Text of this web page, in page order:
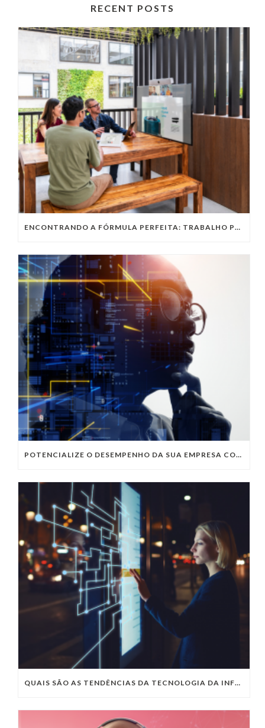
RECENT POSTS
ENCONTRANDO A FÓRMULA PERFEITA: TRABALHO PRESENCIAL, HOME OFFICE OU TRABALHO HÍBRIDO?
POTENCIALIZE O DESEMPENHO DA SUA EMPRESA COM OS SERVIÇOS DE TI DA VIVO VITA
QUAIS SÃO AS TENDÊNCIAS DA TECNOLOGIA DA INFORMAÇÃO PARA 2023?